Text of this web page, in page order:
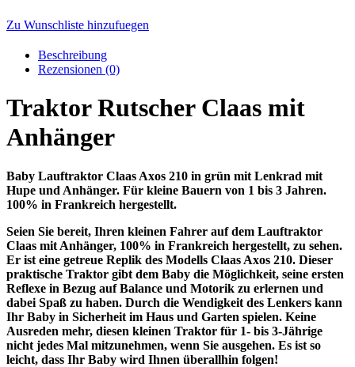
Zu Wunschliste hinzufuegen
Beschreibung
Rezensionen (0)
Traktor Rutscher Claas mit
Anhänger
Baby Lauftraktor Claas Axos 210 in grün mit Lenkrad mit
Hupe und Anhänger. Für kleine Bauern von 1 bis 3 Jahren.
100% in Frankreich hergestellt.
Seien Sie bereit, Ihren kleinen Fahrer auf dem Lauftraktor
Claas mit Anhänger, 100% in Frankreich hergestellt, zu sehen.
Er ist eine getreue Replik des Modells Claas Axos 210. Dieser
praktische Traktor gibt dem Baby die Möglichkeit, seine ersten
Reflexe in Bezug auf Balance und Motorik zu erlernen und
dabei Spaß zu haben. Durch die Wendigkeit des Lenkers kann
Ihr Baby in Sicherheit im Haus und Garten spielen. Keine
Ausreden mehr, diesen kleinen Traktor für 1- bis 3-Jährige
nicht jedes Mal mitzunehmen, wenn Sie ausgehen. Es ist so
leicht, dass Ihr Baby wird Ihnen überallhin folgen!